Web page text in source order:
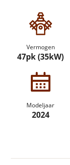
Vermogen
47pk (35kW)
Modeljaar
2024